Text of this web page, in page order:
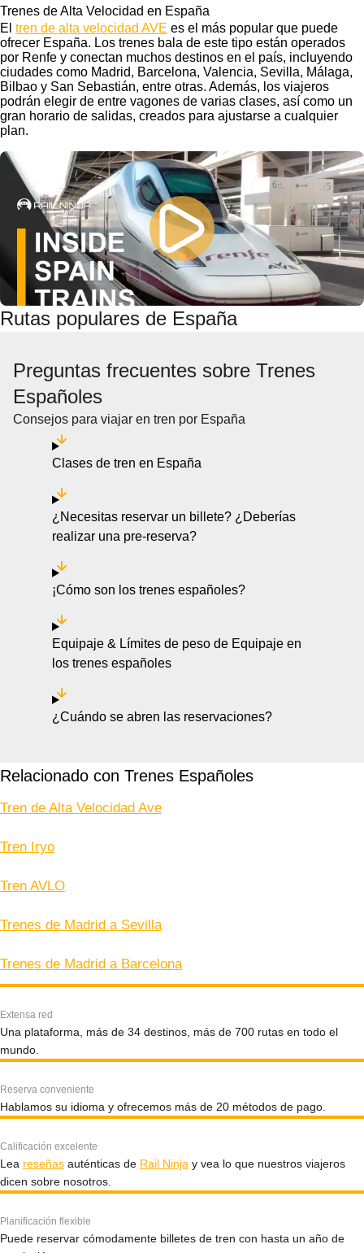
Trenes de Alta Velocidad en España
El tren de alta velocidad AVE es el más popular que puede
ofrecer España. Los trenes bala de este tipo están operados
por Renfe y conectan muchos destinos en el país, incluyendo
ciudades como Madrid, Barcelona, Valencia, Sevilla, Málaga,
Bilbao y San Sebastián, entre otras. Además, los viajeros
podrán elegir de entre vagones de varias clases, así como un
gran horario de salidas, creados para ajustarse a cualquier
plan.
Rutas populares de España
Preguntas frecuentes sobre Trenes
Españoles
Consejos para viajar en tren por España
Clases de tren en España
¿Necesitas reservar un billete? ¿Deberías
realizar una pre-reserva?
¡Cómo son los trenes españoles?
Equipaje & Límites de peso de Equipaje en
los trenes españoles
¿Cuándo se abren las reservaciones?
Relacionado con Trenes Españoles
Tren de Alta Velocidad Ave
Tren Iryo
Tren AVLO
Trenes de Madrid a Sevilla
Trenes de Madrid a Barcelona
Extensa red
Una plataforma, más de 34 destinos, más de 700 rutas en todo el
mundo.
Reserva conveniente
Hablamos su idioma y ofrecemos más de 20 métodos de pago.
Calificación excelente
Lea reseñas auténticas de Rail Ninja y vea lo que nuestros viajeros
dicen sobre nosotros.
Planificación flexible
Puede reservar cómodamente billetes de tren con hasta un año de